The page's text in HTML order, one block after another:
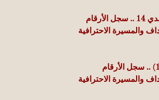
حسين ياسر المحمدي 14 .. سجل الأرقام
والمسيرة الاحترافية
رمضان صبحي (10) .. سجل الأرقام
والمسيرة الاحترافية